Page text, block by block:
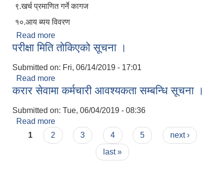
९.खर्च प्रमाणित गर्ने कागज
१०.आय ब्यय विवरण
Read more
कागजातकाे विवरण
परीक्षा मिति तोकिएको सूचना ।
Submitted on: Fri, 06/14/2019 - 17:01
Read more
करार सेवामा कर्मचारी आवश्यकता सम्बन्धि सूचना ।
Submitted on: Tue, 06/04/2019 - 08:36
Read more
Pages
1 2 3 4 5
next ›
last »